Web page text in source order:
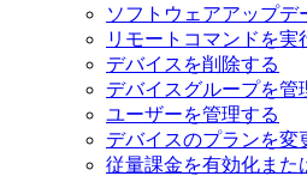
ソフトウェアアップデ
リモートコマンドを実
デバイスを削除する
デバイスグループを管
ユーザーを管理する
デバイスのプランを変
従量課金を有効化また